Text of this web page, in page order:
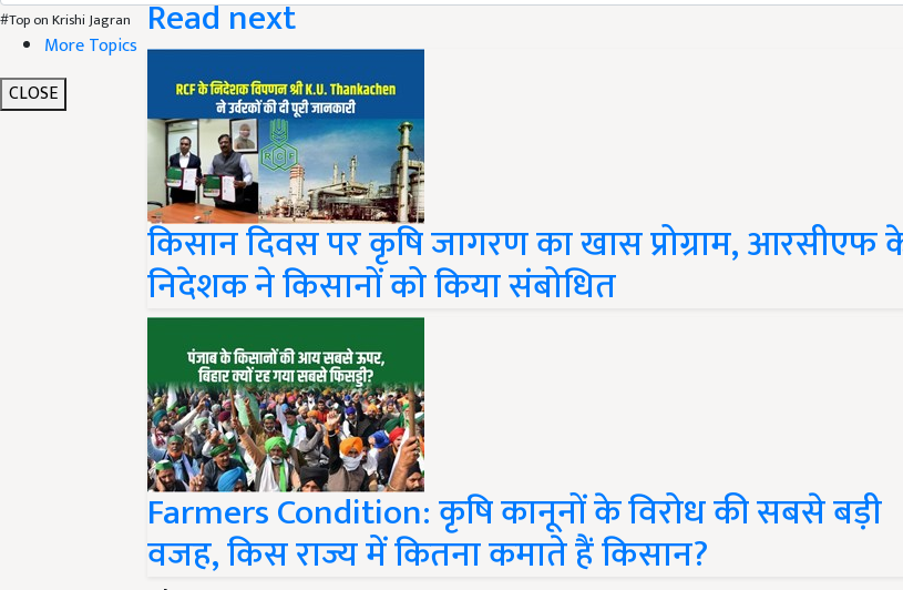
#Top on Krishi Jagran
More Topics
CLOSE
किसान दिवस पर कृषि जागरण का खास प्रोग्राम, आरसीएफ
निदेशक ने किसानों को किया संबोधित
Farmers Condition: कृषि कानूनों के विरोध की सबसे बड़ी
वजह, किस राज्य में कितना कमाते हैं किसान?
Share your comments